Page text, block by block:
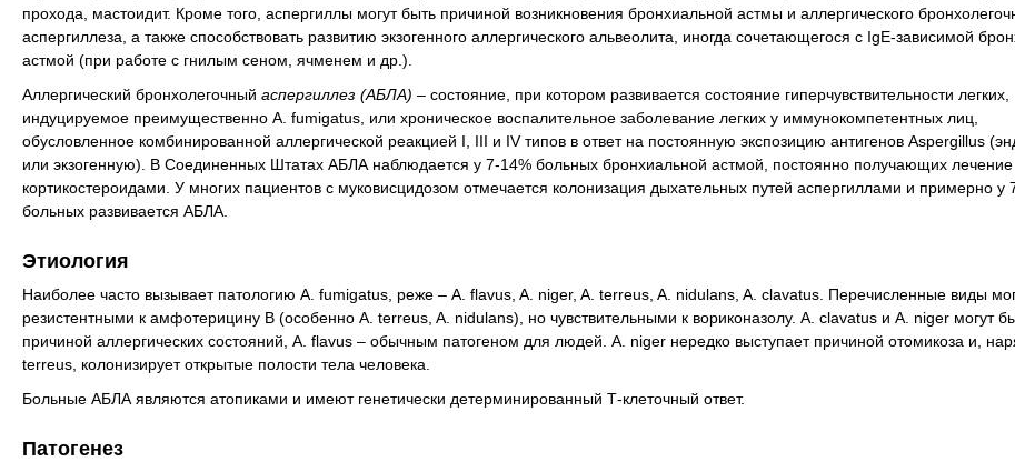
прохода, мастоидит. Кроме того, аспергиллы могут быть причиной возникновения бронхиальной астмы и аллергического
аспергиллеза, а также способствовать развитию экзогенного аллергического альвеолита, иногда сочетающегося с IgE-зависимой
астмой (при работе с гнилым сеном, ячменем и др.).
Аллергический бронхолегочный аспергиллез (АБЛА) – состояние, при котором развивается состояние гиперчувствительности легких,
индуцируемое преимущественно A. fumigatus, или хроническое воспалительное заболевание легких у иммунокомпетентных лиц,
обусловленное комбинированной аллергической реакцией I, III и IV типов в ответ на постоянную экспозицию антигенов Aspergillus
или экзогенную). В Соединенных Штатах АБЛА наблюдается у 7-14% больных бронхиальной астмой, постоянно получающих лечение
кортикостероидами. У многих пациентов с муковисцидозом отмечается колонизация дыхательных путей аспергиллами и примерно у
больных развивается АБЛА.
Этиология
Наиболее часто вызывает патологию A. fumigatus, реже – A. flavus, A. niger, A. terreus, A. nidulans, A. clavatus. Перечисленные виды
резистентными к амфотерицину В (особенно A. terreus, A. nidulans), но чувствительными к вориконазолу. A. clavatus и A. niger могут
причиной аллергических состояний, A. flavus – обычным патогеном для людей. A. niger нередко выступает причиной отомикоза и,
terreus, колонизирует открытые полости тела человека.
Больные АБЛА являются атопиками и имеют генетически детерминированный Т-клеточный ответ.
Патогенез